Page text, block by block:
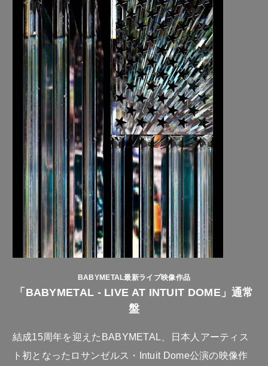
BABYMETAL最新ライブ映像作品
「BABYMETAL - LIVE AT INTUIT DOME」通常
盤
結成15周年を迎えたBABYMETAL、日本人アーティス
ト初となったロサンゼルス・Intuit Dome公演の映像作